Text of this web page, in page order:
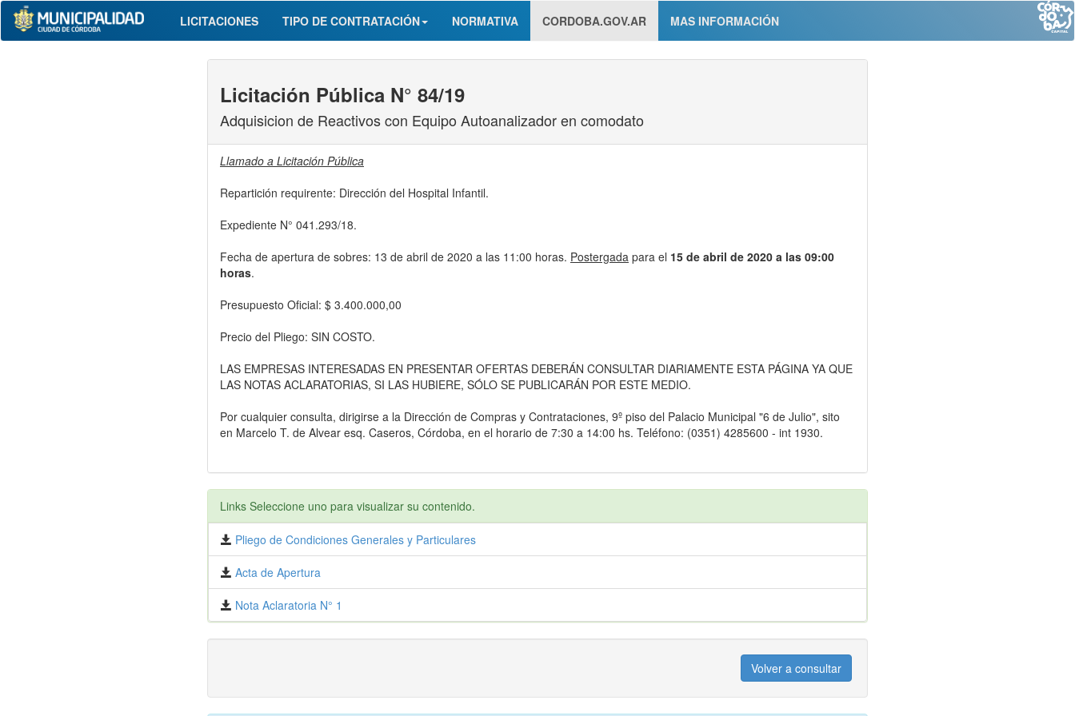
LICITACIONES TIPO DE CONTRATACIÓN NORMATIVA CORDOBA.GOV.AR MAS INFORMACIÓN
Licitación Pública N° 84/19
Adquisicion de Reactivos con Equipo Autoanalizador en comodato
Llamado a Licitación Pública
Repartición requirente: Dirección del Hospital Infantil.
Expediente N° 041.293/18.
Fecha de apertura de sobres: 13 de abril de 2020 a las 11:00 horas. Postergada para el 15 de abril de 2020 a las 09:00
horas.
Presupuesto Oficial: $ 3.400.000,00
Precio del Pliego: SIN COSTO.
LAS EMPRESAS INTERESADAS EN PRESENTAR OFERTAS DEBERÁN CONSULTAR DIARIAMENTE ESTA PÁGINA YA QUE
LAS NOTAS ACLARATORIAS, SI LAS HUBIERE, SÓLO SE PUBLICARÁN POR ESTE MEDIO.
Por cualquier consulta, dirigirse a la Dirección de Compras y Contrataciones, 9º piso del Palacio Municipal "6 de Julio", sito
en Marcelo T. de Alvear esq. Caseros, Córdoba, en el horario de 7:30 a 14:00 hs. Teléfono: (0351) 4285600 - int 1930.
Links Seleccione uno para visualizar su contenido.
Pliego de Condiciones Generales y Particulares
Acta de Apertura
Nota Aclaratoria N° 1
Volver a consultar